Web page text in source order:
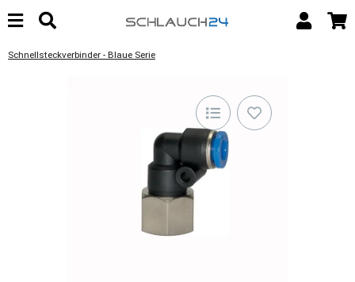
Schnellsteckverbinder - Blaue Serie